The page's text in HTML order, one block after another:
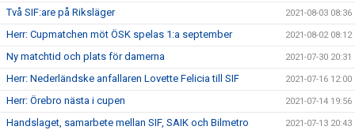
Två SIF:are på Riksläger 2021-08-03 08:36
Herr: Cupmatchen möt ÖSK spelas 1:a september 2021-08-02 08:12
Ny matchtid och plats för damerna 2021-07-30 20:31
Herr: Nederländske anfallaren Lovette Felicia till SIF 2021-07-16 12:00
Herr: Örebro nästa i cupen 2021-07-14 19:56
Handslaget, samarbete mellan SIF, SAIK och Bilmetro 2021-07-13 20:43